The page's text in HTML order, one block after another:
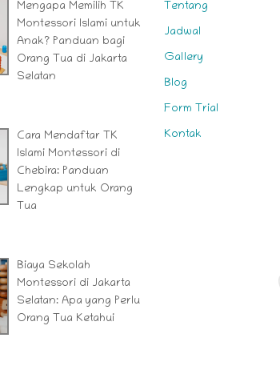
Mengapa Memilih TK
Montessori Islami untuk
Anak? Panduan bagi
Orang Tua di Jakarta
Selatan
Cara Mendaftar TK
Islami Montessori di
Chebira: Panduan
Lengkap untuk Orang
Tua
Biaya Sekolah
Montessori di Jakarta
Selatan: Apa yang Perlu
Orang Tua Ketahui
Tentang
Jadwal
Gallery
Blog
Form Trial
Kontak